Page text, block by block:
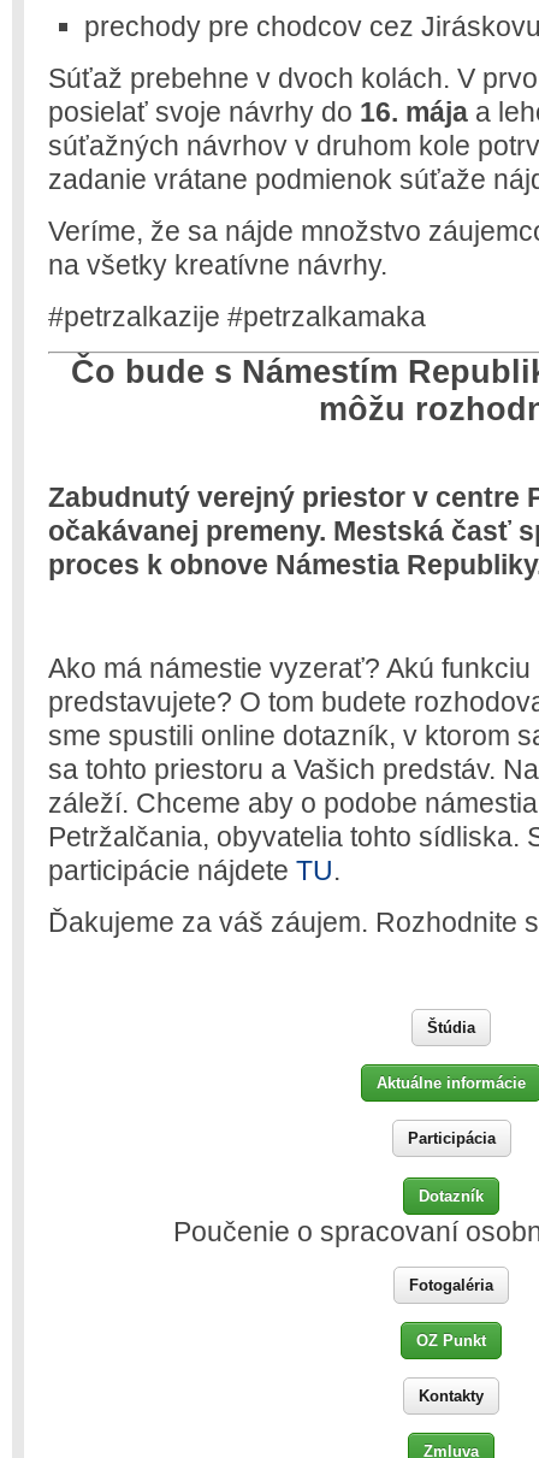
prechody pre chodcov cez
Súťaž prebehne v dvoch kolách. V
posielať svoje návrhy do 16. mája a
súťažných návrhov v druhom kole
zadanie vrátane podmienok súťaže
Veríme, že sa nájde množstvo
na všetky kreatívne návrhy.
#petrzalkazije #petrzalkamaka
Čo bude s Námestím
môžu
Zabudnutý verejný priestor v centre
očakávanej premeny. Mestská časť
proces k obnove Námestia
Ako má námestie vyzerať? Akú
predstavujete? O tom budete
sme spustili online dotazník, v ktorom
sa tohto priestoru a Vašich predstáv.
záleží. Chceme aby o podobe
Petržalčania, obyvatelia tohto sídliska.
participácie nájdete TU.
Ďakujeme za váš záujem. Rozhodnite
Štúdia
Aktuálne informácie
Participácia
Dotazník
Poučenie o spracovaní
Fotogaléria
OZ Punkt
Kontakty
Zmluva